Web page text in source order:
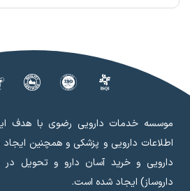
موسسه خدمات دارویی رضوی با هدف
اطلاعات دارویی و پزشکی و همچنین
دارویی و خرید آسان دارو و تحویل
داروساز) ایجاد شده است.